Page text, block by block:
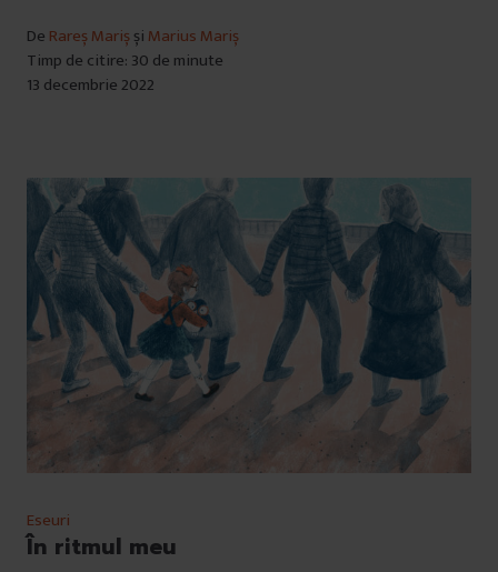
De Rareș Marișși Marius Mariș
Timp de citire: 30 de minute
13 decembrie 2022
Eseuri
În ritmul meu